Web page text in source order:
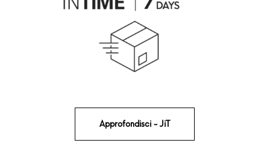
Approfondisci - JiT